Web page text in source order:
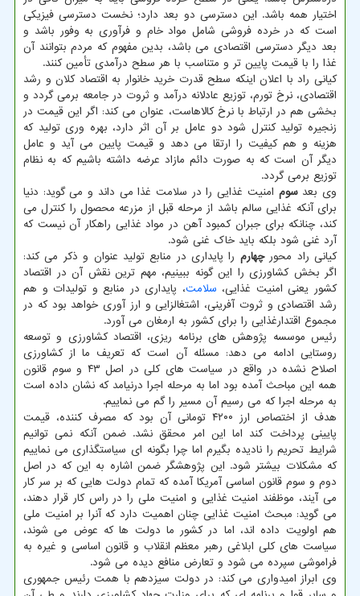
اختیار همه باشد. این دسترسی دو بعد دارد؛ نخست دسترسی فیزیکی
است که در خرده فروشی شامل مواد خام و فرآوری به وفور باشد و
بعد دیگر دسترسی اقتصادی می باشد، بدین مفهوم که مردم بتوانند آن
غذا را با قیمت پایین تر و متناسب با هر سطح درآمدی تأمین کنند.
کیانی راد با اعلان اینکه سطح قدرت خرید خانوار به اقتصاد کلان و رشد
اقتصادی، نرخ تورم، توزیع عادلانه درآمد و ثروت در جامعه برمی گردد و
بخشی هم در ارتباط با نرخ کالاهاست، عنوان می کند: اگر این قیمت در
زنجیره تولید کنترل شود دو عامل بر آن اثر دارد، بهره وری تولید که
هزینه و هم کیفیت را ارتقا می دهد و قیمت پایین می آید و عامل
دیگر آن است که به صورت دائم مازاد عرضه داشته باشیم که به نظام
توزیع برمی گردد.
وی بعدسوم امنیت غذایی را در سلامت غذا می داند و می گوید: دنیا
برای آنکه غذایی سالم باشد از مرحله قبل از مزرعه محصول را کنترل می
کند، چنانکه برای جبران کمبود آهن در مواد غذایی راهکار آن نیست که
آرد غنی شود بلکه باید خاک غنی شود.
کیانی راد محورچهارم را پایداری در منابع تولید عنوان و ذکر می کند:
اگر بخش کشاورزی را این گونه ببینیم، مهم ترین نقش آن در اقتصاد
کشور یعنی امنیت غذایی، سلامت، پایداری در منابع و تولیدات و هم
رشد اقتصادی و ثروت آفرینی، اشتغالزایی و ارز آوری خواهد بود که در
مجموع اقتدارغذایی را برای کشور به ارمغان می آورد.
رئیس موسسه پژوهش های برنامه ریزی، اقتصاد کشاورزی و توسعه
روستایی ادامه می دهد: مسئله آن است که تعریف ما از کشاورزی
اصلاح نشده در واقع در سیاست های کلی در اصل ۴۳ و سوم قانون
همه این مباحث آمده بود اما به مرحله اجرا درنیامد که نشان داده است
به مرحله اجرا که می رسیم آن مسیر را گم می نماییم.
هدف از اختصاص ارز ۴۲۰۰ تومانی آن بود که مصرف کننده، قیمت
پایینی پرداخت کند اما این امر محقق نشد. ضمن آنکه نمی توانیم
شرایط تحریم را نادیده بگیرم اما چرا بگونه ای سیاستگذاری می نماییم
که مشکلات بیشتر شود. این پژوهشگر ضمن اشاره به این که در اصل
دوم و سوم قانون اساسی آمریکا آمده که تمام دولت هایی که بر سر کار
می آیند، موظفند امنیت غذایی و امنیت ملی را در راس کار قرار دهند،
می گوید: مبحث امنیت غذایی چنان اهمیت دارد که آنرا بر امنیت ملی
هم اولویت داده اند، اما در کشور ما دولت ها که عوض می شوند،
سیاست های کلی ابلاغی رهبر معظم انقلاب و قانون اساسی و غیره به
فراموشی سپرده می شود و تعارض منافع دیده می شود.
وی ابراز امیدواری می کند: در دولت سیزدهم با همت رئیس جمهوری